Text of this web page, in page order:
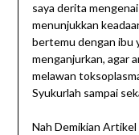
saya derita
menunjukkan
bertemu dengan ibu
menganjurkan, agar
melawan
Syukurlah sampai
Nah Demikian